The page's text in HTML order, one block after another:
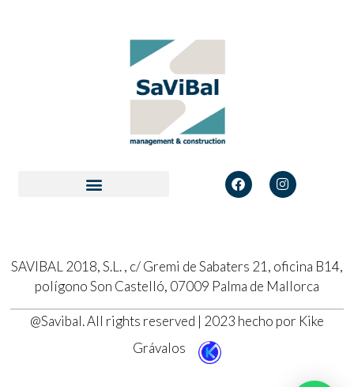
SAVIBAL 2018, S.L. , c/ Gremi de Sabaters 21, oficina B14,
polígono Son Castelló, 07009 Palma de Mallorca
@Savibal. All rights reserved | 2023 hecho por Kike
Grávalos